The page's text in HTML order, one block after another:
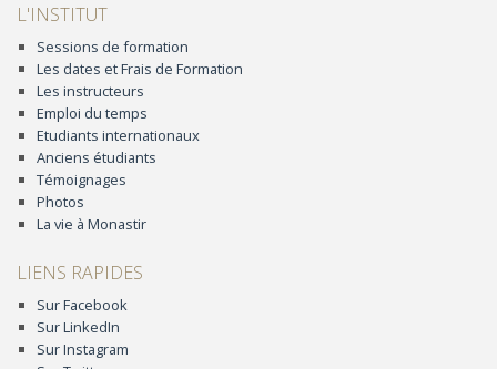
L'INSTITUT
Sessions de formation
Les dates et Frais de Formation
Les instructeurs
Emploi du temps
Etudiants internationaux
Anciens étudiants
Témoignages
Photos
La vie à Monastir
LIENS RAPIDES
Sur Facebook
Sur LinkedIn
Sur Instagram